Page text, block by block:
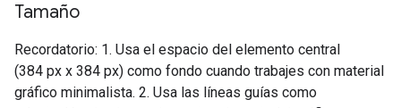
Tamaño
Recordatorio: 1. Usa el espacio del elemento central
(384 px x 384 px) como fondo cuando trabajes con material
gráfico minimalista. 2. Usa las líneas guías como